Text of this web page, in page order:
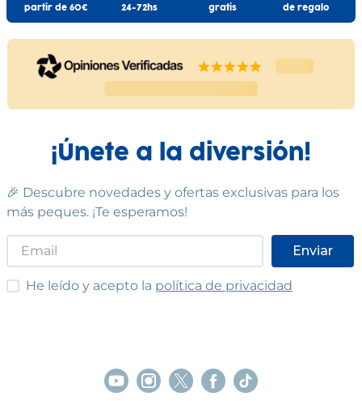
partir de 60€
24-72hs
gratis
de regalo
¡Únete a la diversión!
🎉 Descubre novedades y ofertas exclusivas para los
más peques. ¡Te esperamos!
Enviar
He leído y acepto las condiciones
He leído y acepto la política de privacidad